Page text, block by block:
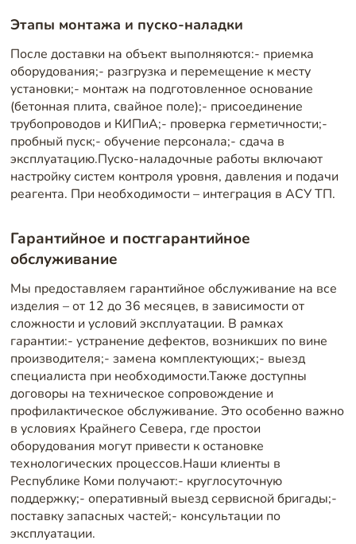
Этапы монтажа и пуско-наладки
После доставки на объект выполняются:- приемка
оборудования;- разгрузка и перемещение к месту
установки;- монтаж на подготовленное основание
(бетонная плита, свайное поле);- присоединение
трубопроводов и КИПиА;- проверка герметичности;-
пробный пуск;- обучение персонала;- сдача в
эксплуатацию.Пуско-наладочные работы включают
настройку систем контроля уровня, давления и подачи
реагента. При необходимости – интеграция в АСУ ТП.
Гарантийное и постгарантийное
обслуживание
Мы предоставляем гарантийное обслуживание на все
изделия – от 12 до 36 месяцев, в зависимости от
сложности и условий эксплуатации. В рамках
гарантии:- устранение дефектов, возникших по вине
производителя;- замена комплектующих;- выезд
специалиста при необходимости.Также доступны
договоры на техническое сопровождение и
профилактическое обслуживание. Это особенно важно
в условиях Крайнего Севера, где простои
оборудования могут привести к остановке
технологических процессов.Наши клиенты в
Республике Коми получают:- круглосуточную
поддержку;- оперативный выезд сервисной бригады;-
поставку запасных частей;- консультации по
эксплуатации.